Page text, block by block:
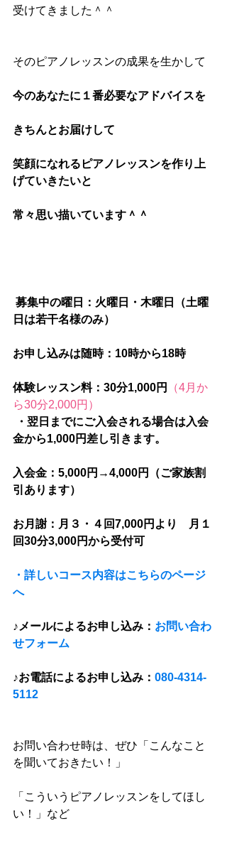
受けてきました＾＾
そのピアノレッスンの成果を生かして
今のあなたに１番必要なアドバイスを
きちんとお届けして
笑顔になれるピアノレッスンを作り上
げていきたいと
常々思い描いています＾＾
募集中の曜日：火曜日・木曜日（土曜
日は若干名様のみ）
お申し込みは随時：10時から18時
体験レッスン料：30分1,000円
（4月か
ら30分2,000円）
・翌日までにご入会される場合は入会
金から1,000円差し引きます。
入会金：5,000円→4,000円（ご家族割
引あります）
お月謝：月３・４回7,000円より　月１
回30分3,000円から受付可
・詳しいコース内容はこちらのページ
へ
♪メールによるお申し込み： お問い合わ
せフォーム
♪お電話によるお申し込み： 080-4314-
5112
お問い合わせ時は、ぜひ「こんなこと
を聞いておきたい！」
「こういうピアノレッスンをしてほし
い！」など